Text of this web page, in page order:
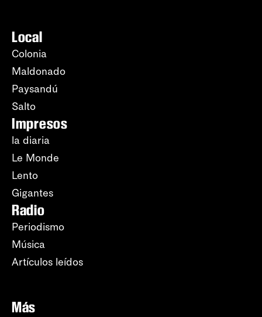
Local
Colonia
Maldonado
Paysandú
Salto
Impresos
la diaria
Le Monde
Lento
Gigantes
Radio
Periodismo
Música
Artículos leídos
Más